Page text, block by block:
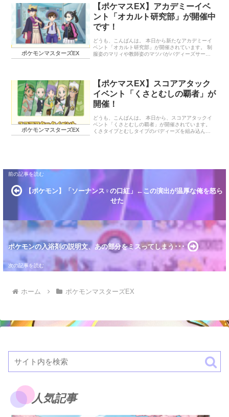
ることができます。 あくタイプの特殊アタッカーと
いうことで、「マリィ（チャンピオン）＆ファイヤ
ー」と併用で使って、火力ダメージ上げてくれるこ
とを期待したいところです。 終わりに… 今月はアニ
バーサリーイベントが開催される月なので、どんな
ランキング参加中ポケモン ランキ…
ポケモンマスターズEX
【ポケマスEX】アカデミーイベ
ント「オカルト研究部」が開催中
です！
どうも、こんばんは。 本日から新たなアカデミーイ
ベント「オカルト研究部」が開催されています。 制
服姿のマリィや教師姿のマツバがバディーズサーチ
のオカルト研究部」 バディーズサーチ マリィピック
アップスぺコスBサーチ マツバピックアップスぺコ
スBサーチ 新規登場バディーズ マツバ（アカデミ
ー）＆バクフーン（ヒスイのすがた） マリィ（アカ
デミー）＆モトトカゲ ハルト＆グルトン（※アカデ
開催のイベント アカデ…
ポケモンマスターズEX
【ポケマスEX】スコアアタック
イベント「くさとむしの覇者」が
開催！
どうも、こんばんは。 本日から、スコアアタックイ
ベント「くさとむしの覇者」が開催されています。
くさタイプとむしタイプのバディーズを組み込ん
者」 バディーズサーチ タイプ限定「トリプルピック
者」 バディーズサーチ タイプ限定「トリプルピック
アップポケマスフェス」 以…
【ポケモン】「ソーナンス♀の口紅」←この演出が温厚な俺を怒ら
せた
ポケモンの入浴剤の説明文、あの部分をミスってしまう･･･
ホーム ポケモンマスターズEX
人気記事